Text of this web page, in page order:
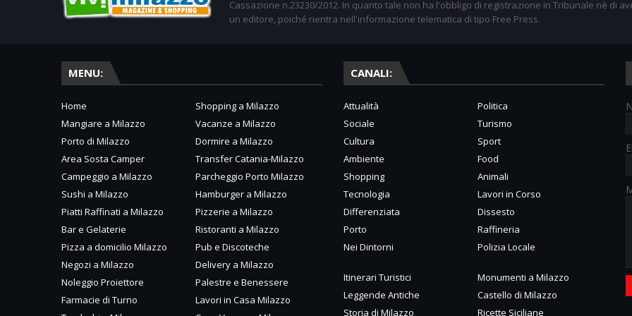
Cassazione n.23230/2012. In quanto tale non ha l'obbligo di registrazione in Tribunale nè di
un editore, poiché rientra nell'informazione telematica di tipo Free Press.
MENU:
Home
Shopping a Milazzo
Mangiare a Milazzo
Vacanze a Milazzo
Porto di Milazzo
Dormire a Milazzo
Area Sosta Camper
Transfer Catania-Milazzo
Campeggio a Milazzo
Parcheggio Porto Milazzo
Sushi a Milazzo
Hamburger a Milazzo
Piatti Raffinati a Milazzo
Pizzerie a Milazzo
Bar e Gelaterie
Ristoranti a Milazzo
Pizza a domicilio Milazzo
Pub e Discoteche
Negozi a Milazzo
Delivery a Milazzo
Noleggio Proiettore
Palestre e Benessere
Farmacie di Turno
Lavori in Casa Milazzo
CANALI:
Attualità
Politica
Sociale
Turismo
Cultura
Sport
Ambiente
Food
Shopping
Animali
Tecnologia
Lavori in Corso
Differenziata
Dissesto
Porto
Raffineria
Nei Dintorni
Polizia Locale
Itinerari Turistici
Monumenti a Milazzo
Leggende Antiche
Castello di Milazzo
Storia di Milazzo
Ricette Siciliane